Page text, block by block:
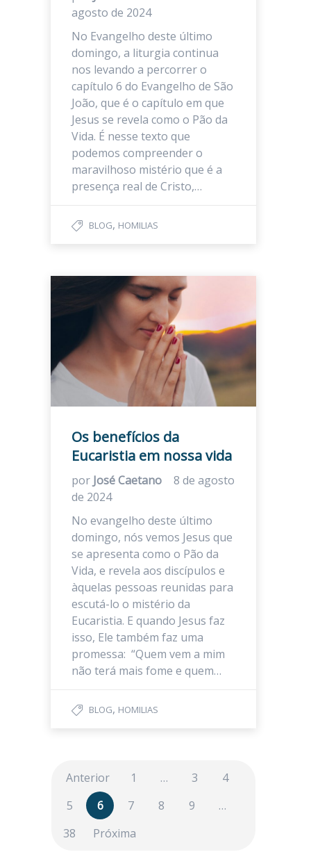
agosto de 2024
No Evangelho deste último
domingo, a liturgia continua
nos levando a percorrer o
capítulo 6 do Evangelho de São
João, que é o capítulo em que
Jesus se revela como o Pão da
Vida. É nesse texto que
podemos compreender o
maravilhoso mistério que é a
presença real de Cristo,…
BLOG, HOMILIAS
Os benefícios da
Eucaristia em nossa vida
por José Caetano
8 de agosto
de 2024
No evangelho deste último
domingo, nós vemos Jesus que
se apresenta como o Pão da
Vida, e revela aos discípulos e
àquelas pessoas reunidas para
escutá-lo o mistério da
Eucaristia. E quando Jesus faz
isso, Ele também faz uma
promessa: “Quem vem a mim
não terá mais fome e quem…
BLOG, HOMILIAS
Anterior 1 … 3
4
5
6 7 8 9
…
38
Próxima